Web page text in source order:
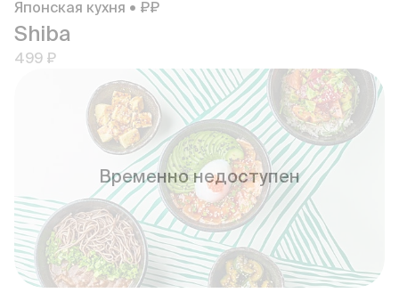
Японская кухня • ₽₽
Shiba
499 ₽
Временно недоступен